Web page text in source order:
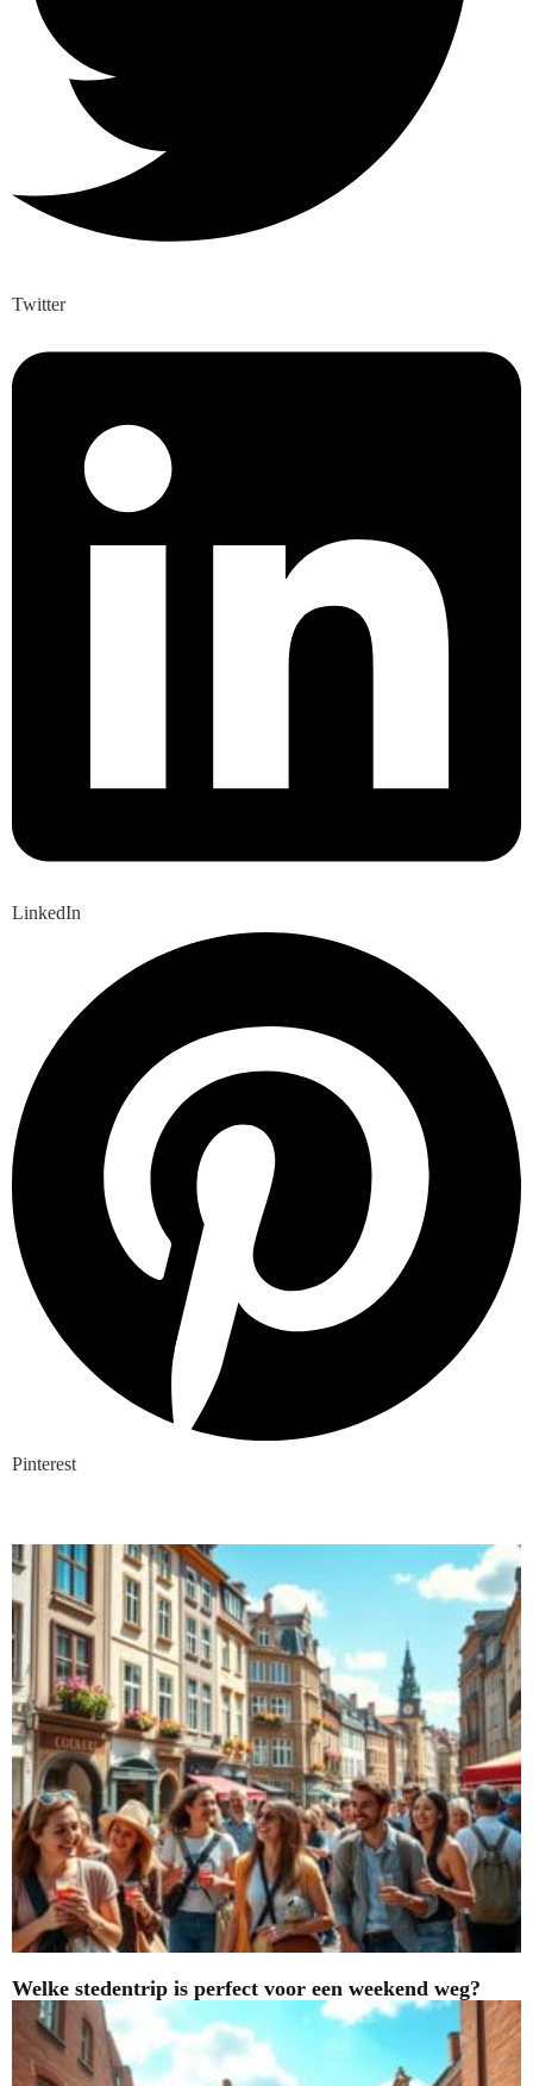
Twitter
LinkedIn
Pinterest
Welke stedentrip is perfect voor een weekend weg?